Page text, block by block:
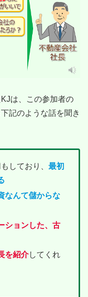
は、この参加者の
記のような話を聞き
しており、最初
なんて儲からな
ションした、古
を紹介してくれ